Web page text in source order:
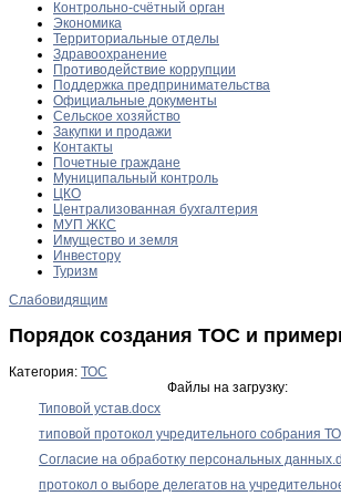
Контрольно-счётный орган
Экономика
Территориальные отделы
Здравоохранение
Противодействие коррупции
Поддержка предпринимательства
Официальные документы
Сельское хозяйство
Закупки и продажи
Контакты
Почетные граждане
Муниципальный контроль
ЦКО
Централизованная бухгалтерия
МУП ЖКС
Имущество и земля
Инвестору
Туризм
Слабовидящим
Порядок создания ТОС и
Категория: ТОС
Файлы на загрузку:
Типовой устав.docx
типовой протокол учредительного собрания
Согласие на обработку персональных
протокол о выборе делегатов на